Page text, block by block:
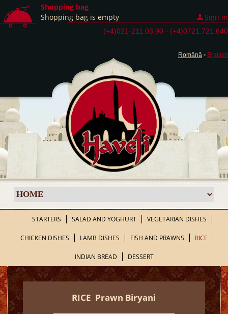
Shopping bag
Shopping bag is empty
Sign in
(+4)021-211.03.90 - (+4)0721.721.640
Română • English
STARTERS SALAD AND YOGHURT VEGETARIAN DISHES
CHICKEN DISHES LAMB DISHES FISH AND PRAWNS RICE
INDIAN BREAD DESSERT
RICE Prawn Biryani